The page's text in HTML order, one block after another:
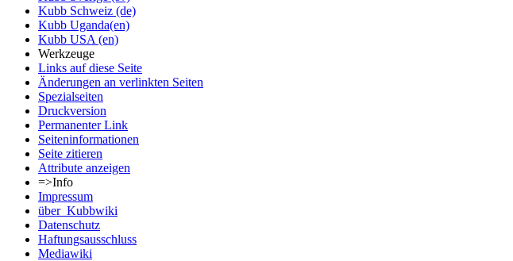
Kubb Schweiz (de)
Kubb Uganda(en)
Kubb USA (en)
Werkzeuge
Links auf diese Seite
Änderungen an verlinkten Seiten
Spezialseiten
Druckversion
Permanenter Link
Seiten­informationen
Seite zitieren
Attribute anzeigen
=>Info
Impressum
über_Kubbwiki
Datenschutz
Haftungsausschluss
Mediawiki